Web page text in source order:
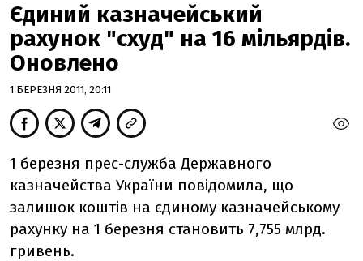
Єдиний казначейський
рахунок "схуд" на 16 мільярдів.
Оновлено
1 БЕРЕЗНЯ 2011, 20:11
1 березня прес-служба Державного
казначейства України повідомила, що
залишок коштів на єдиному казначейському
рахунку на 1 березня становить 7,755 млрд.
гривень.